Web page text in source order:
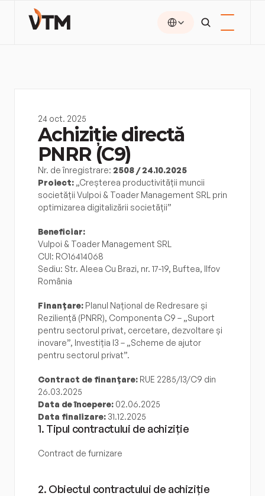
24 oct. 2025
Achiziție directă
PNRR (C9)
Nr. de înregistrare: 2508 / 24.10.2025
Proiect: „Creșterea productivității muncii
societății Vulpoi & Toader Management SRL prin
optimizarea digitalizării societății”
Beneficiar:
Vulpoi & Toader Management SRL
CUI: RO16414068
Sediu: Str. Aleea Cu Brazi, nr. 17-19, Buftea, Ilfov
România
Finanțare: Planul Național de Redresare și
Reziliență (PNRR), Componenta C9 – „Suport
pentru sectorul privat, cercetare, dezvoltare și
inovare”, Investiția I3 – „Scheme de ajutor
pentru sectorul privat”.
Contract de finanțare: RUE 2285/I3/C9 din
26.03.2025
Data de începere: 02.06.2025
Data finalizare: 31.12.2025
1. Tipul contractului de achiziție
Contract de furnizare
2. Obiectul contractului de achiziție